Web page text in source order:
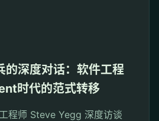
的深度对话：软件工程
时代的范式转移
程师 Steve Yegg 深度访谈